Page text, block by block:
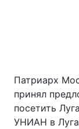
Патриарх
принял
посетить
УНИАН в